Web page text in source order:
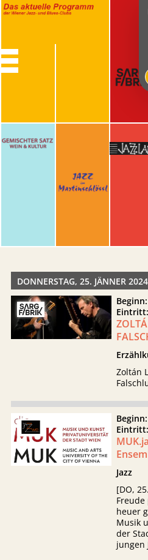
DONNERSTAG, 25. JÄNNER 2024
Zoltán
Jazz
[DO,
heuer
Musik
der
jungen